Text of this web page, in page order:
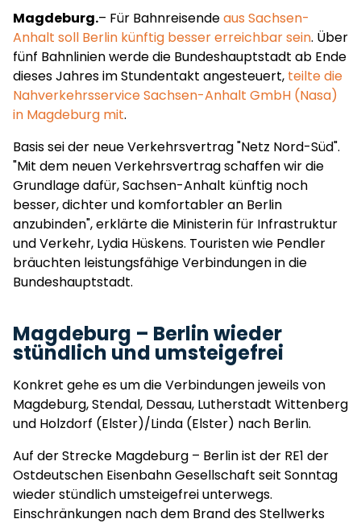
Magdeburg.– Für Bahnreisendeaus Sachsen-
Anhalt soll Berlin künftig besser erreichbar sein. Über
fünf Bahnlinien werde die Bundeshauptstadt ab Ende
dieses Jahres im Stundentakt angesteuert, teilte die
Nahverkehrsservice Sachsen-Anhalt GmbH (Nasa)
in Magdeburg mit.
Basis sei der neue Verkehrsvertrag "Netz Nord-Süd".
"Mit dem neuen Verkehrsvertrag schaffen wir die
Grundlage dafür, Sachsen-Anhalt künftig noch
besser, dichter und komfortabler an Berlin
anzubinden", erklärte die Ministerin für Infrastruktur
und Verkehr, Lydia Hüskens. Touristen wie Pendler
bräuchten leistungsfähige Verbindungen in die
Bundeshauptstadt.
Magdeburg – Berlin wieder
stündlich und umsteigefrei
Konkret gehe es um die Verbindungen jeweils von
Magdeburg, Stendal, Dessau, Lutherstadt Wittenberg
und Holzdorf (Elster)/Linda (Elster) nach Berlin.
Auf der Strecke Magdeburg – Berlin ist der RE1 der
Ostdeutschen Eisenbahn Gesellschaft seit Sonntag
wieder stündlich umsteigefrei unterwegs.
Einschränkungen nach dem Brand des Stellwerks